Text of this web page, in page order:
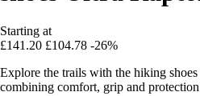
Starting at
£141.20 £104.78 -26%
Explore the trails with the hiking
combining comfort, grip and